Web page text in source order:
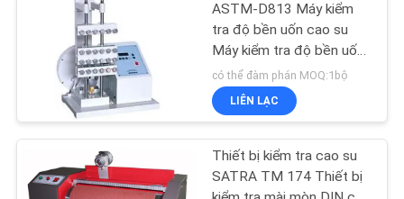
ASTM-D813 Máy kiểm
tra độ bền uốn cao su
Máy kiểm tra độ bền uốn
cao su
có thể đàm phán MOQ:1bộ
LIÊN LẠC
Thiết bị kiểm tra cao su
SATRA TM 174 Thiết bị